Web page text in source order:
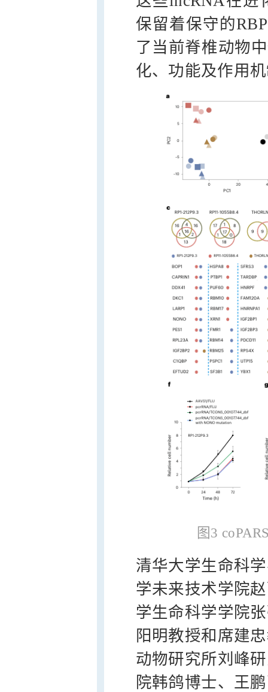
保留着保守的
了当前脊椎动物
化、功能及作用
图3
清华大学生命科
学未来技术学院
学生命科学学院
阳明教授和席建
动物研究所刘峰
院韩鸽博士、王